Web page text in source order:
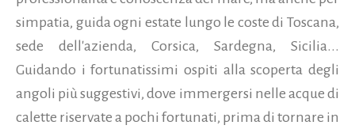
simpatia, guida ogni estate lungo le coste di Toscana,
sede dell'azienda, Corsica, Sardegna, Sicilia...
Guidando i fortunatissimi ospiti alla scoperta degli
angoli più suggestivi, dove immergersi nelle acque di
calette riservate a pochi fortunati, prima di tornare in